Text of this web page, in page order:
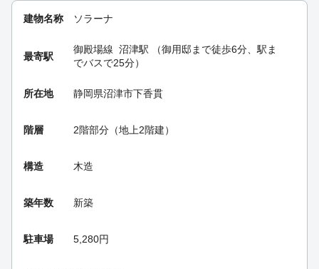
建物名称 ソラーナ
最寄駅
御殿場線 沼津駅 （御用邸まで徒歩6分、駅ま
でバスで25分）
所在地 静岡県沼津市下香貫
階層 2階部分（地上2階建）
構造 木造
築年数 新築
駐車場 5,280円